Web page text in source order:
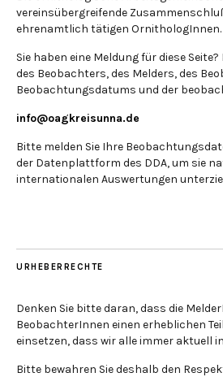
vereinsübergreifende
ehrenamtlich tätigen OrnithologInnen.
Sie haben eine Meldung für diese
des Beobachters, des Melders, des
Beobachtungsdatums und der
info@oagkreisunna.de
Bitte melden Sie Ihre
der Datenplattform des DDA, um sie
internationalen Auswertungen
URHEBERRECHTE
Denken Sie bitte daran, dass die
BeobachterInnen einen erheblichen
einsetzen, dass wir alle immer aktuell
Bitte bewahren Sie deshalb den